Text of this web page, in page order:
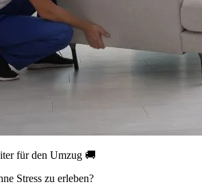
für den Umzug 🚚
Stress zu erleben?